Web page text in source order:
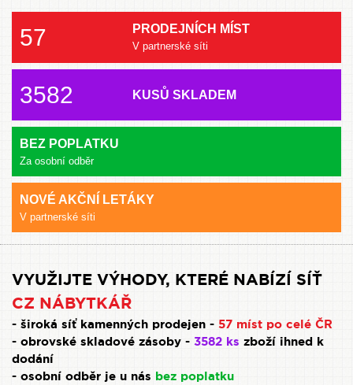
57 PRODEJNÍCH MÍST
V partnerské síti
3582 KUSŮ SKLADEM
BEZ POPLATKU
Za osobní odběr
NOVÉ AKČNÍ LETÁKY
V partnerské síti
VYUŽIJTE VÝHODY, KTERÉ NABÍZÍ SÍŤ
CZ NÁBYTKÁŘ
- široká síť kamenných prodejen - 57 míst po celé ČR
- obrovské skladové zásoby - 3582 ks zboží ihned k
dodání
- osobní odběr je u nás bez poplatku